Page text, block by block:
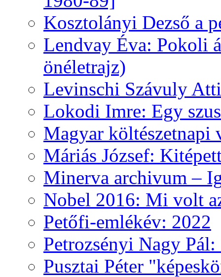
Kosztolányi Dezső a
Lendvay Éva: Pokoli
önéletrajz)
Levinschi Szávuly
Lokodi Imre: Egy
Magyar költészetnapi
Máriás József:
Minerva archivum –
Nobel 2016: Mi volt
Petőfi-emlékév: 2022
Petrozsényi Nagy
Pusztai Péter